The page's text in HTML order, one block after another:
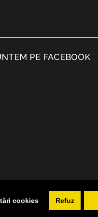
cookies Refuz
PE FACEBOOK